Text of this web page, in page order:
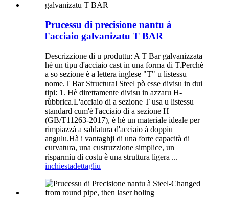
Prucessu di precisione nantu à
l'acciaio galvanizatu T BAR
Descrizzione di u produttu: A T Bar galvanizzata
hè un tipu d'acciaio cast in una forma di T.Perchè
a so sezione è a lettera inglese "T" u listessu
nome.T Bar Structural Steel pò esse divisu in dui
tipi: 1. Hè direttamente divisu in azzaru H-
rùbbrica.L'acciaio di a sezione T usa u listessu
standard cum'è l'acciaio di a sezione H
(GB/T11263-2017), è hè un materiale ideale per
rimpiazzà a saldatura d'acciaio à doppiu
angulu.Hà i vantaghji di una forte capacità di
curvatura, una custruzzione simplice, un
risparmiu di costu è una struttura ligera ...
inchiestadettagliu